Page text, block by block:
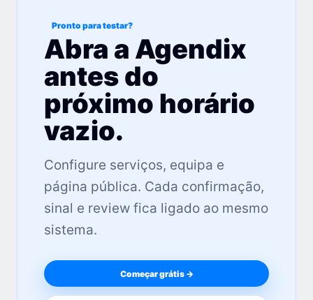
Pronto para testar?
Abra a Agendix
antes do
próximo horário
vazio.
Configure serviços, equipa e
página pública. Cada confirmação,
sinal e review fica ligado ao mesmo
sistema.
Começar grátis →